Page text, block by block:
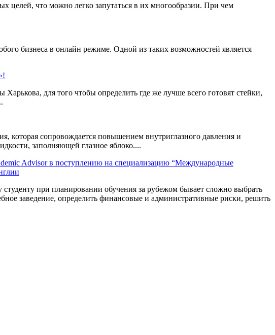
целей, что можно легко запутаться в их многообразии. При чем
бизнеса в онлайн режиме. Одной из таких возможностей является
для того чтобы определить где же лучше всего готовят стейки,
которая сопровождается повышением внутриглазного давления и
заполняющей глазное яблоко....
Advisor в поступлению на специализацию “Международные
при планировании обучения за рубежом бывает сложно выбрать
заведение, определить финансовые и административные риски, решить